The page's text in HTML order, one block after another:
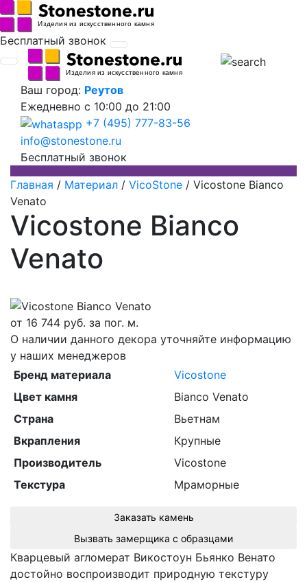
Бесплатный звонок
Ваш город: Реутов
Ежедневно с 10:00 до 21:00
+7 (495) 777-83-56
info@stonestone.ru
Бесплатный звонок
Главная / Материал / VicoStone / Vicostone Bianco
Venato
Vicostone Bianco
Venato
от 16 744 руб. за пог. м.
О наличии данного декора уточняйте информацию
у наших менеджеров
Бренд материала
Vicostone
Цвет камня
Bianco Venato
Страна
Вьетнам
Вкрапления
Крупные
Производитель
Vicostone
Текстура
Мраморные
Заказать камень
Вызвать замерщика с образцами
Кварцевый агломерат Викостоун Бьянко Венато
достойно воспроизводит природную текстуру